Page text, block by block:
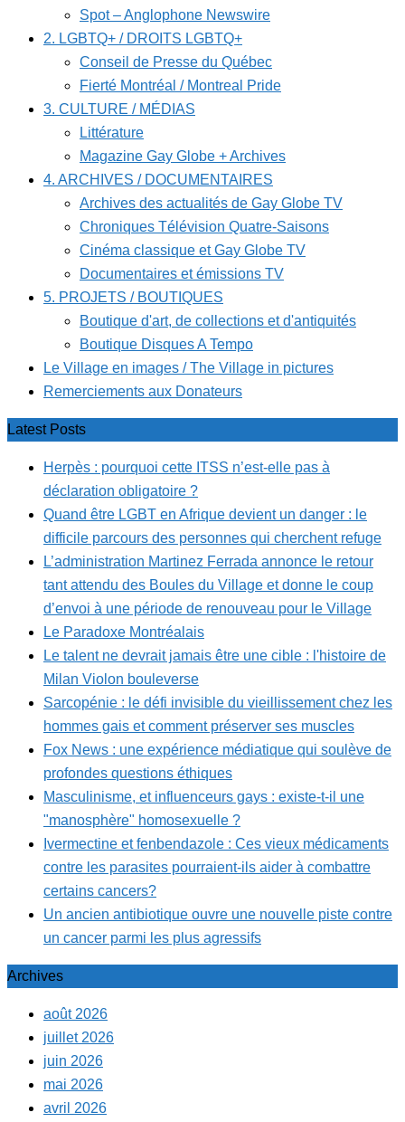
Spot – Anglophone Newswire
2. LGBTQ+ / DROITS LGBTQ+
Conseil de Presse du Québec
Fierté Montréal / Montreal Pride
3. CULTURE / MÉDIAS
Littérature
Magazine Gay Globe + Archives
4. ARCHIVES / DOCUMENTAIRES
Archives des actualités de Gay Globe TV
Chroniques Télévision Quatre-Saisons
Cinéma classique et Gay Globe TV
Documentaires et émissions TV
5. PROJETS / BOUTIQUES
Boutique d'art, de collections et d'antiquités
Boutique Disques A Tempo
Le Village en images / The Village in pictures
Remerciements aux Donateurs
Latest Posts
Herpès : pourquoi cette ITSS n’est-elle pas à
déclaration obligatoire ?
Quand être LGBT en Afrique devient un danger : le
difficile parcours des personnes qui cherchent refuge
L’administration Martinez Ferrada annonce le retour
tant attendu des Boules du Village et donne le coup
d’envoi à une période de renouveau pour le Village
Le Paradoxe Montréalais
Le talent ne devrait jamais être une cible : l'histoire de
Milan Violon bouleverse
Sarcopénie : le défi invisible du vieillissement chez les
hommes gais et comment préserver ses muscles
Fox News : une expérience médiatique qui soulève de
profondes questions éthiques
Masculinisme, et influenceurs gays : existe-t-il une
"manosphère" homosexuelle ?
Ivermectine et fenbendazole : Ces vieux médicaments
contre les parasites pourraient-ils aider à combattre
certains cancers?
Un ancien antibiotique ouvre une nouvelle piste contre
un cancer parmi les plus agressifs
Archives
août 2026
juillet 2026
juin 2026
mai 2026
avril 2026